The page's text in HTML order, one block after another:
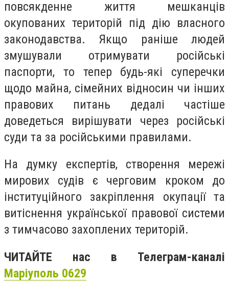
повсякденне життя мешканців
окупованих територій під дію власного
законодавства. Якщо раніше людей
змушували отримувати російські
паспорти, то тепер будь-які суперечки
щодо майна, сімейних відносин чи інших
правових питань дедалі частіше
доведеться вирішувати через російські
суди та за російськими правилами.
На думку експертів, створення мережі
мирових судів є черговим кроком до
інституційного закріплення окупації та
витіснення української правової системи
з тимчасово захоплених територій.
ЧИТАЙТЕ нас в Телеграм-каналі
Маріуполь 0629